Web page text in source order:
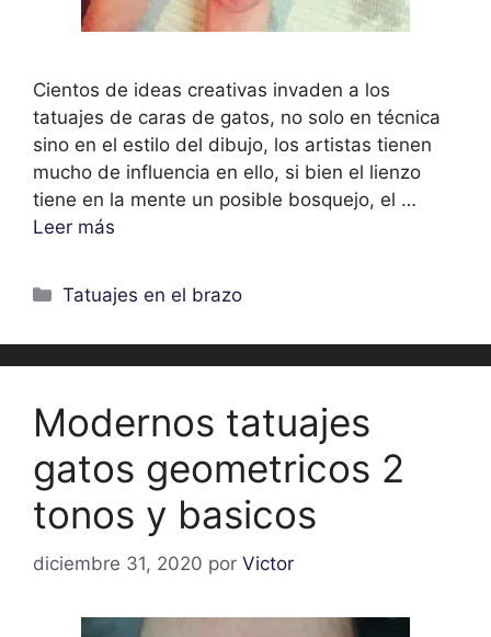
Cientos de ideas creativas invaden a los
tatuajes de caras de gatos, no solo en técnica
sino en el estilo del dibujo, los artistas tienen
mucho de influencia en ello, si bien el lienzo
tiene en la mente un posible bosquejo, el …
Leer más
Categorías
Tatuajes en el brazo
Modernos tatuajes
gatos geometricos 2
tonos y basicos
diciembre 31, 2020 por Victor